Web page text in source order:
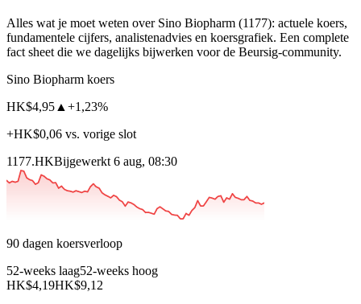
Alles wat je moet weten over Sino Biopharm (1177): actuele koers,
fundamentele cijfers, analistenadvies en koersgrafiek. Een complete
fact sheet die we dagelijks bijwerken voor de Beursig-community.
Sino Biopharm koers
HK$4,95 ▲ +1,23%
+HK$0,06 vs. vorige slot
1177.HKBijgewerkt 6 aug, 08:30
90 dagen koersverloop
52-weeks laag52-weeks hoog
HK$4,19HK$9,12